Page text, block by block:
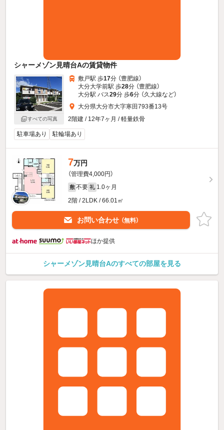
シャーメゾン見晴台Aの賃貸物件
すべての写真
敷戸駅 歩17分 （豊肥線）
大分大学前駅 歩28分 （豊肥線）
大分駅 バス29分 歩6分 （久大線など）
大分県大分市大字寒田793番13号
2階建 / 12年7ヶ月 / 軽量鉄骨
駐車場あり 駐輪場あり
7万円
（管理費4,000円）
敷 不要 礼 1.0ヶ月
2階 / 2LDK / 66.01㎡
お問い合わせ （無料）
ほか提供
シャーメゾン見晴台Aのすべての部屋を見る